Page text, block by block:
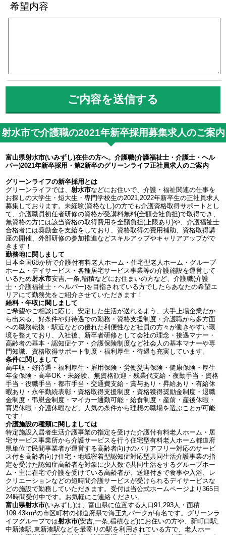
希望内容
射水市で介護職の2021年新卒採用募集求人のご案内
富山県射水市(いみずし)在住の方へ。介護職(介護福祉士・介護士・ヘル
パー)2021年新卒採用・第2新卒のグリーンライフ正社員求人のご案内
グリーンライフの新卒採用とは
グリーンライフでは、射水市などにお住いで、介護・福祉関連の仕事を
お探しの大学生・短大生・専門学校生の2021,2022年新卒生の正社員求人
募集しております。未経験(資格なし)の方でも介護資格取得サポートとし
て、介護職員初任者研修の資格が受講料無料(全額会社負担)で取得でき、
無資格の方には該当資格の取得費用を全額負担(上限あり)や、介護福祉士
合格者には奨励金を支給をしており、資格取得の費用補助、資格取得講
座の開催、外部研修の参加推進などスキルアップやキャリアアップがで
きます！
勤務地に関しまして
日本全国68か所で介護付有料老人ホーム・住宅型老人ホーム・グループ
ホーム・デイサービス・各種居宅サービス事業等の介護施設を運営して
いるため射水市安吉,一条,稲積などにお住まいの方など、介護職(介護
士・介護福祉士・ヘルパー)を目指されている方でしたらあなたの希望エ
リアにて勤務先をご紹介させていただきます！
給料・年収に関しまして
ご希望やご相談に応じ、安定した生活が送れるよう、大手上場企業だか
ら出来る、好条件や好待遇での勤務・資格支援制度・介護職から多方面
への職務転換・駅近などの優れた利便性など社員の方々が働きやすい環
境を整えており、入社後、新卒者研修として会社の理念・接遇マナー・
高齢者の基本・認知症ケア・介護保険制度など社会人の基本マナーや専
門知識、資格取得サポート制度・福利厚生・待遇も充実しています。
条件に関しまして
高年収・好待遇・福利厚生・雇用保険・労働災害保険・健康保険・厚生
年金保険・高卒OK・未経験、無資格歓迎・残業代支給・夜勤手当・資格
手当・役職手当・都市手当・交通費支給・賞与あり・昇給あり・有給休
暇あり・永年勤続表彰・資格取得支援制度・資格獲得奨励金制度・退職
金制度・弔慰金制度・マイカー通勤可能・給食制度・産前・産後休暇・
育児休暇・介護休暇など、人気の条件から理想の職場を選ぶことが可能
です！
介護施設の種類に関しましては
特定施設入居者生活介護事業の指定を受けた介護付有料老人ホーム・居
宅サービス事業所から介護サービスを行う住宅型有料老人ホーム都道府
県単位で民間事業者が運営する高齢者向けのバリアフリー対応のサービ
ス付き高齢者向け住宅・地域密着型認知症対応型共同生活介護事業の指
定を受けた認知症高齢者を対象に少人数で共同生活をするグループホー
ム・主に在宅で介護を受けている高齢者が、送迎付きで食事や入浴、レ
クリエーションなどの短時間介護サービスが受けられるデイサービスな
どの施設で勤務していただきます。受付は当公式ホームページより365日
24時間受付中です。お気軽にご連絡ください。
富山県射水市(いみずし)は、富山県に位置する人口91,293人・面積
109.43km²の市区町村の都道府県で海王丸パークが有名です。グリーンラ
イフグループでは射水市(安吉,一条,稲積など)にお住いの方や、新町口駅,
中新湊駅,東新湊駅などを最寄りの駅を利用されている方で、老人ホー